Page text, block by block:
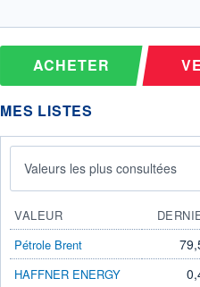
ACHETER
MES LISTES
Valeurs les plus consultées
VALEUR
Pétrole Brent
HAFFNER ENERGY